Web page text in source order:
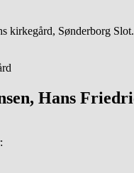
kirkegård, Sønderborg Slot.
Hans